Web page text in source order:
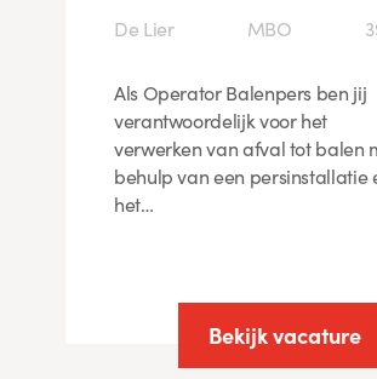
De Lier MBO
Als Operator Balenpers ben jij
verantwoordelijk voor het
verwerken van afval tot balen
behulp van een persinstallatie
het…
Bekijk vacature